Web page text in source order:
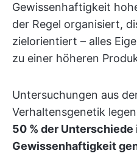
Gewissenhaftigkeit
der Regel organisiert,
zielorientiert – alles
zu einer höheren
Untersuchungen aus
Verhaltensgenetik
50 % der
Gewissenhaftigkeit